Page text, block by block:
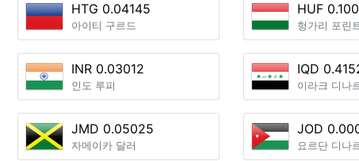
HTG 0.04145
아이티 구르드
HUF
헝가리 포린
INR 0.03012
인도 루피
IQD
이라크 디나
JMD 0.05025
자메이카 달러
JOD
요르단 디나